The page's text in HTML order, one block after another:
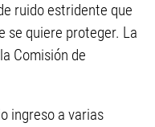
ruido estridente que
se quiere proteger. La
Comisión de
ingreso a varias